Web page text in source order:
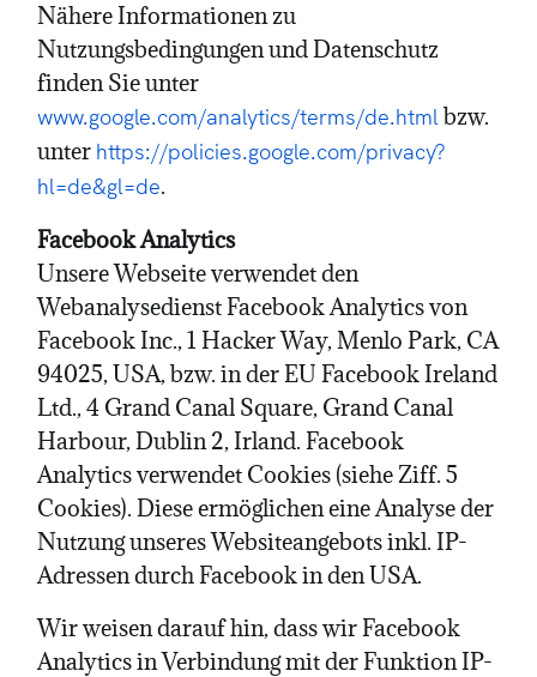
Nähere Informationen zu
Nutzungsbedingungen und Datenschutz
finden Sie unter
www.google.com/analytics/terms/de.htmlbzw.
unter https://policies.google.com/privacy?
hl=de&gl=de.
Facebook Analytics
Unsere Webseite verwendet den
Webanalysedienst Facebook Analytics von
Facebook Inc., 1 Hacker Way, Menlo Park, CA
94025, USA, bzw. in der EU Facebook Ireland
Ltd., 4 Grand Canal Square, Grand Canal
Harbour, Dublin 2, Irland. Facebook
Analytics verwendet Cookies (siehe Ziff. 5
Cookies). Diese ermöglichen eine Analyse der
Nutzung unseres Websiteangebots inkl. IP-
Adressen durch Facebook in den USA.
Wir weisen darauf hin, dass wir Facebook
Analytics in Verbindung mit der Funktion IP-